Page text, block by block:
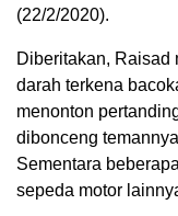
(22/2/2020).
Diberitakan, Raisad
darah terkena
menonton
dibonceng
Sementara
sepeda motor